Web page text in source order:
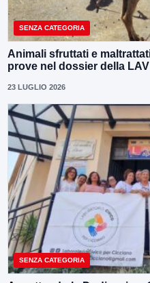
SENZA CATEGORIA
Animali sfruttati e
prove nel dossier della
23 LUGLIO 2026
SENZA CATEGORIA